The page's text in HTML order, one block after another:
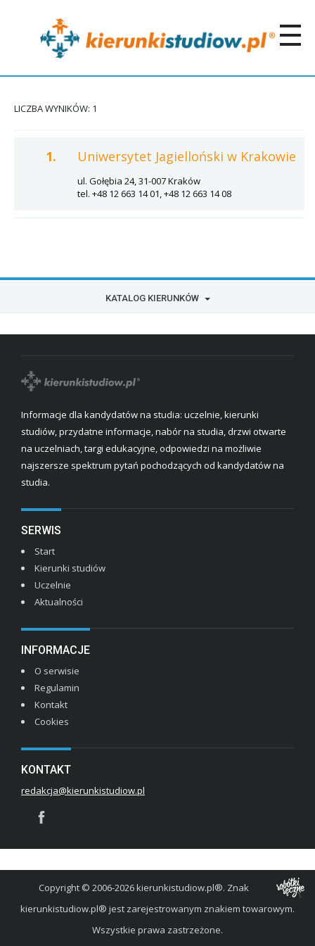
LICZBA WYNIKÓW: 1
1. Uniwersytet Jagielloński w Krakowie
ul. Gołębia 24, 31-007 Kraków
tel. +48 12 663 14 01, +48 12 663 14 08
KATALOG KIERUNKÓW
Informacje dla kandydatów na studia: uczelnie, kierunki
studiów, przydatne informacje, nabór na studia, drzwi otwarte
na uczelniach, targi edukacyjne, odpowiedzi na możliwie
najszersze spektrum pytań pochodzących od kandydatów na
studia.
SERWIS
Start
Kierunki studiów
Uczelnie
Aktualności
INFORMACJE
O serwisie
Regulamin
Kontakt
Cookies
KONTAKT
redakcja@kierunkistudiow.pl
Copyright © 2006-2026 kierunkistudiow.pl®. Znak
kierunkistudiow.pl® jest zarejestrowanym znakiem towarowym.
Wszystkie prawa zastrzeżone.